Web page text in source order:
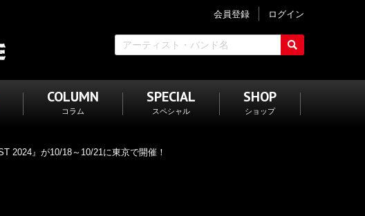
会員登録 ログイン
COLUMN
コラム
SPECIAL
スペシャル
SHOP
ショップ
2024』が10/18～10/21に東京で開催！